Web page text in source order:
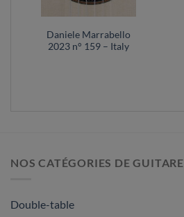
Daniele Marrabello
2023 n° 159 – Italy
NOS CATÉGORIES DE GUITARE
Double-table